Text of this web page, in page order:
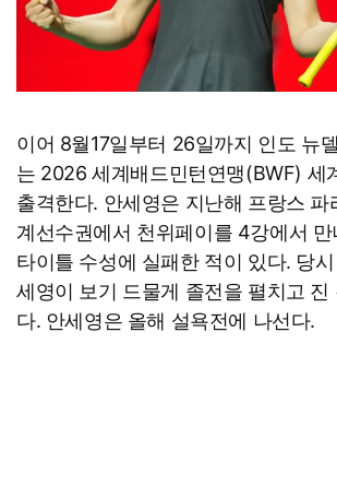
이어 8월17일부터 26일까지 인도 뉴
는 2026 세계배드민턴연맹(BWF) 세
출격한다. 안세영은 지난해 프랑스 파
계선수권에서 천위페이를 4강에서
타이틀 수성에 실패한 적이 있다. 당
세영이 보기 드물게 졸전을 펼치고 진
다. 안세영은 올해 설욕전에 나선다.